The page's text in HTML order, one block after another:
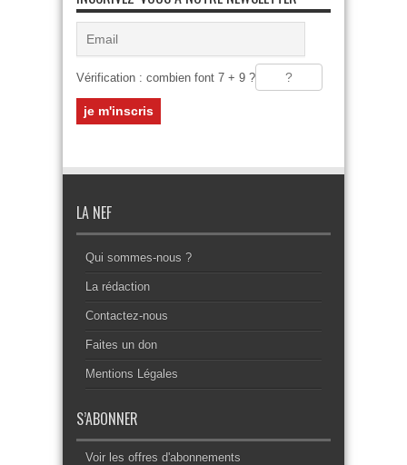
Vérification : combien font 7 + 9 ?
LA NEF
Qui sommes-nous ?
La rédaction
Contactez-nous
Faites un don
Mentions Légales
S’ABONNER
Voir les offres d'abonnements